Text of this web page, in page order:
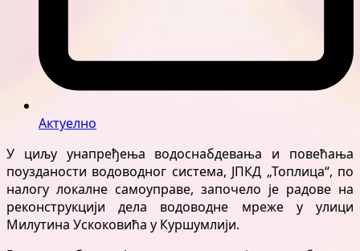
Актуелно
У циљу унапређења водоснабдевања и повећања
поузданости водоводног система, ЈПКД „Топлица“, по
налогу локалне самоуправе, започело је радове на
реконструкцији дела водоводне мреже у улици
Милутина Ускоковића у Куршумлији.